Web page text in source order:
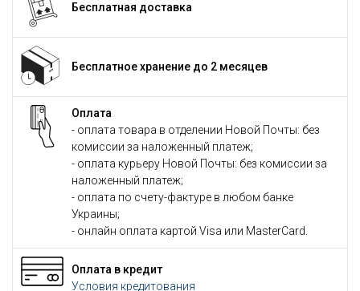
Бесплатная доставка
Бесплатное хранение до 2 месяцев
Оплата
- оплата товара в отделении Новой Почты: без
комиссии за наложенный платеж;
- оплата курьеру Новой Почты: без комиссии за
наложенный платеж;
- оплата по счету-фактуре в любом банке
Украины;
- онлайн оплата картой Visa или MasterCard.
Оплата в кредит
Условия кредитования